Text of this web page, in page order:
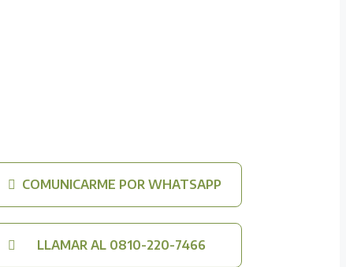
COMUNICARME POR WHATSAPP
LLAMAR AL 0810-220-7466